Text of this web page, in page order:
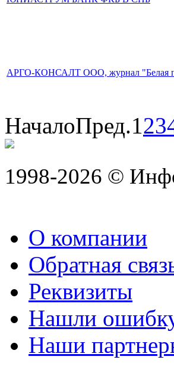
АРГО-КОНСАЛТ ООО, журнал "Белая
НачалоПред.123
1998-2026 ©
О компании
Обратная
Реквизиты
Нашли
Наши